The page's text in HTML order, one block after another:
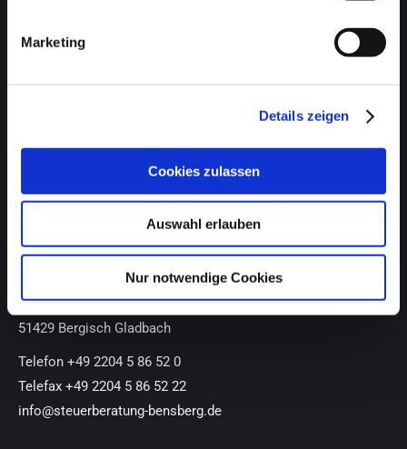
Marketing
Details zeigen
Cookies zulassen
Auswahl erlauben
Nur notwendige Cookies
Gesundheit- und Sozialwesen
Beuthert Steuerberatung
Volker J.-F. Beuthert – Steuerberater
Buddestraße 10
51429 Bergisch Gladbach
Telefon +49 2204 5 86 52 0
Telefax +49 2204 5 86 52 22
info@steuerberatung-bensberg.de